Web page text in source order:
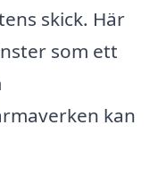
skick. Här
som ett
kan